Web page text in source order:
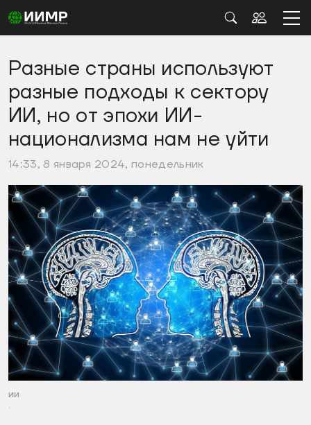
Разные страны используют
разные подходы к сектору
ИИ, но от эпохи ИИ-
национализма нам не уйти
14:33, 8 января 2024, понедельник
ии
.